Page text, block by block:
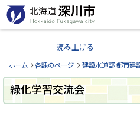
本
文
へ
ュ
へ
北
道
深
川
市
読み上げる
ホーム 各課のページ 建設水道部 都市建
緑化学習交流会